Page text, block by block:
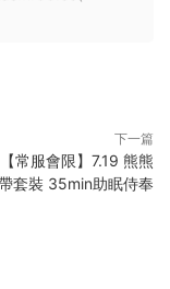
下一篇
常服會限】7.19 熊熊
套裝 35min助眠侍奉